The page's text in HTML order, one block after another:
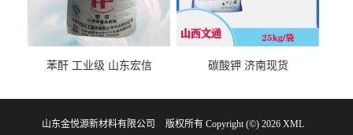
苯酐 工业级 山东宏信 碳酸钾 济南现货
山东金悦源新材料有限公司 版权所有 Copyright (©) 2026 XML